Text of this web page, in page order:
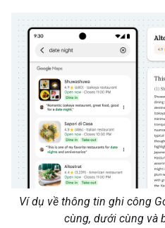
Ví dụ về thông tin ghi công
cùng, dưới cùng và